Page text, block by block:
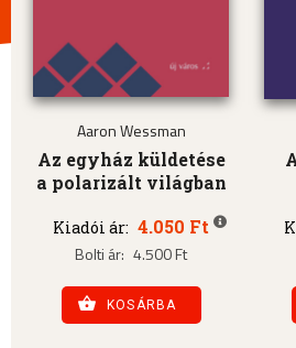
Aaron Wessman
Az egyház küldetése
a polarizált világban
Kiadói ár: 4.050 Ft
Bolti ár: 4.500 Ft
KOSÁRBA